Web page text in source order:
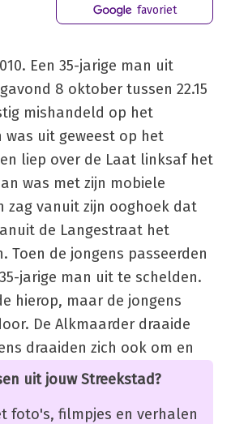
favoriet
Een 35-jarige man uit
8 oktober tussen 22.15
mishandeld op het
was uit geweest op het
liep over de Laat linksaf het
was met zijn mobiele
zag vanuit zijn ooghoek dat
de Langestraat het
Toen de jongens passeerden
jarige man uit te schelden.
hierop, maar de jongens
De Alkmaarder draaide
draaiden zich ook om en
uit jouw Streekstad?
foto's, filmpjes en verhalen